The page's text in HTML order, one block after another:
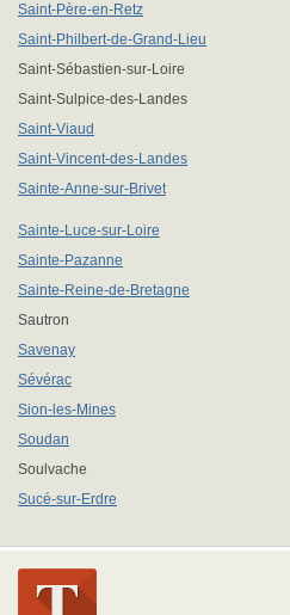
Saint-Père-en-Retz
Saint-Philbert-de-Grand-Lieu
Saint-Sébastien-sur-Loire
Saint-Sulpice-des-Landes
Saint-Viaud
Saint-Vincent-des-Landes
Sainte-Anne-sur-Brivet
Sainte-Luce-sur-Loire
Sainte-Pazanne
Sainte-Reine-de-Bretagne
Sautron
Savenay
Sévérac
Sion-les-Mines
Soudan
Soulvache
Sucé-sur-Erdre